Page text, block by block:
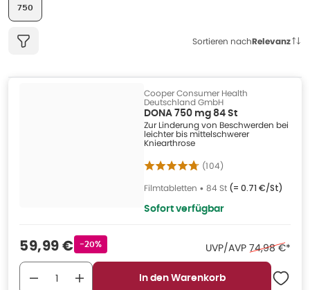
750
Sortieren nachRelevanz
Cooper Consumer Health
Deutschland GmbH
DONA 750 mg 84 St
Zur Linderung von Beschwerden bei
leichter bis mittelschwerer
Kniearthrose
(104)
Filmtabletten • 84 St (= 0.71 €/St)
Sofort verfügbar
Verkaufspreis
59,99 € Rabattstempel
-20% UVP/AVP Ehemaliger
74,98 €*
In den Warenkorb